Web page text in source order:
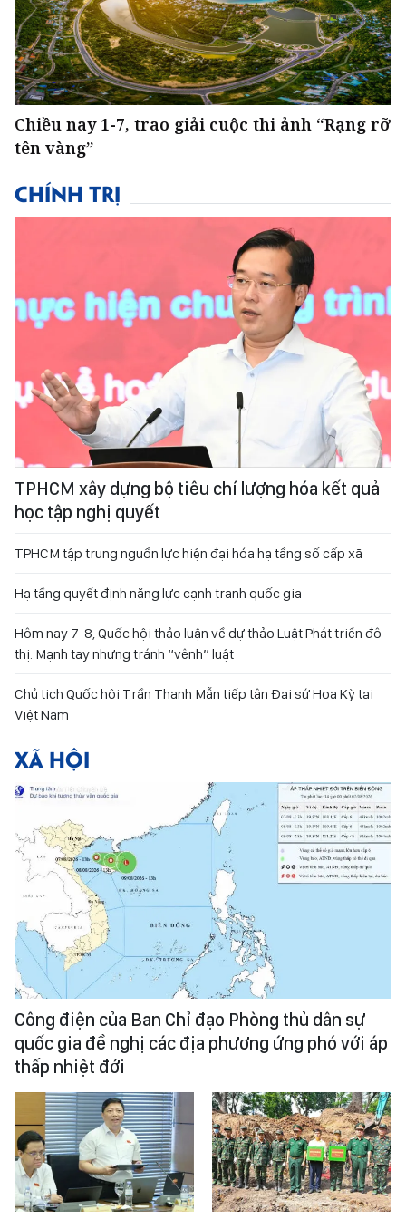
Chiều nay 1-7, trao giải cuộc thi ảnh “Rạng rỡ
tên vàng”
CHÍNH TRỊ
TPHCM xây dựng bộ tiêu chí lượng hóa kết quả
học tập nghị quyết
TPHCM tập trung nguồn lực hiện đại hóa hạ tầng số cấp xã
Hạ tầng quyết định năng lực cạnh tranh quốc gia
Hôm nay 7-8, Quốc hội thảo luận về dự thảo Luật Phát triển đô
thị: Mạnh tay nhưng tránh “vênh” luật
Chủ tịch Quốc hội Trần Thanh Mẫn tiếp tân Đại sứ Hoa Kỳ tại
Việt Nam
XÃ HỘI
Công điện của Ban Chỉ đạo Phòng thủ dân sự
quốc gia đề nghị các địa phương ứng phó với áp
thấp nhiệt đới